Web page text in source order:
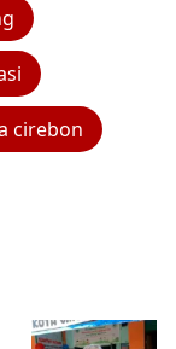
cirebon